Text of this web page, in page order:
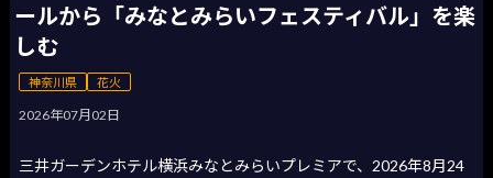
ールから「みなとみらいフェスティバル」を楽
しむ
神奈川県 花火
2026年07月02日
三井ガーデンホテル横浜みなとみらいプレミアで、2026年8月24